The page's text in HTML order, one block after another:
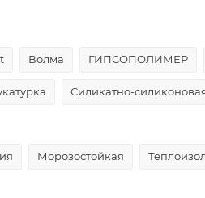
Волма ГИПСОПОЛИМЕР
Силикатно-
Морозостойкая